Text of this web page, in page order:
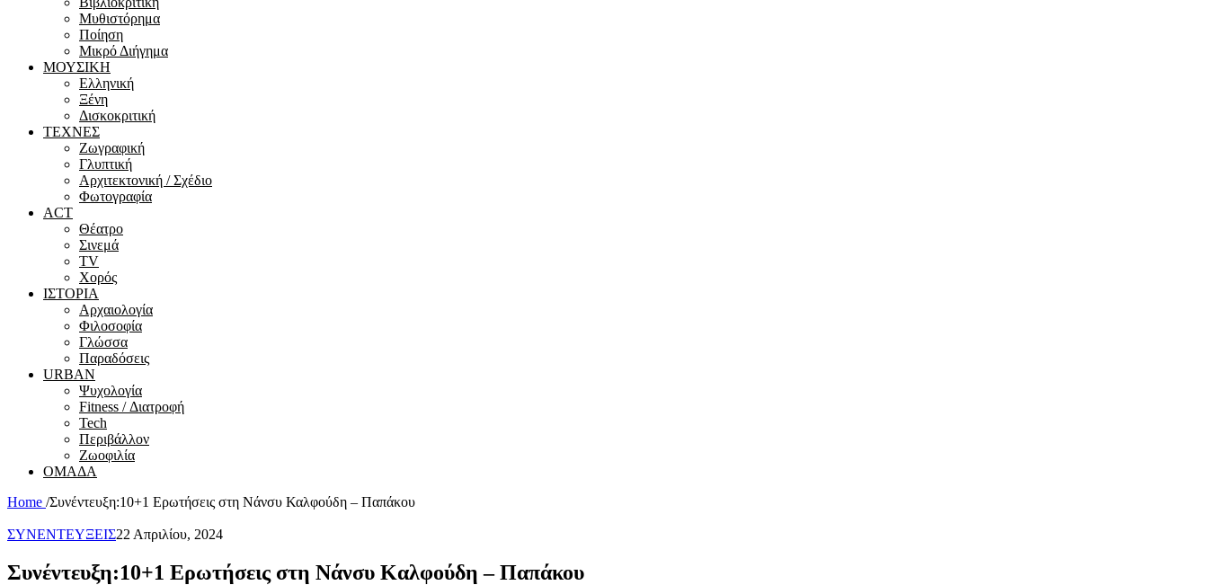
Μυθιστόρημα
Ποίηση
Μικρό Διήγημα
ΜΟΥΣΙΚΗ
Ελληνική
Ξένη
Δισκοκριτική
ΤΕΧΝΕΣ
Ζωγραφική
Γλυπτική
Αρχιτεκτονική / Σχέδιο
Φωτογραφία
ACT
Θέατρο
Σινεμά
ΤV
Χορός
ΙΣΤΟΡΙΑ
Αρχαιολογία
Φιλοσοφία
Γλώσσα
Παραδόσεις
URBAN
Ψυχολογία
Fitness / Διατροφή
Tech
Περιβάλλον
Ζωοφιλία
ΟΜΑΔΑ
Home /Συνέντευξη:10+1 Ερωτήσεις στη Νάνσυ Καλφούδη – Παπάκου
ΣΥΝΕΝΤΕΥΞΕΙΣ22 Απριλίου, 2024
Συνέντευξη:10+1 Ερωτήσεις στη Νάνσυ Καλφούδη – Παπάκου